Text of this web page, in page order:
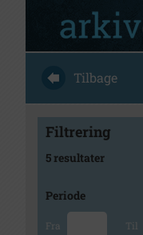
Tilbage
Filtrering
5 resultater
Periode
Fra Til